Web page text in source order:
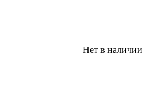
Нет в наличии